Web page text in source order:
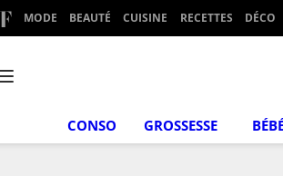
MODE BEAUTÉ CUISINE RECETTES DÉCO
CONSO GROSSESSE